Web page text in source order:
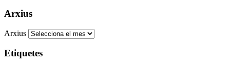
Arxius
Arxius
Etiquetes